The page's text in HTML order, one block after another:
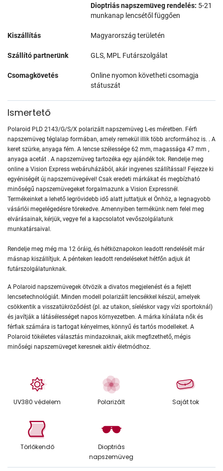
Dioptriás napszemüveg rendelés: 5-21
munkanap lencsétől függően
Kiszállítás Magyarország területén
Szállító partnerünk GLS, MPL Futárszolgálat
Csomagkövetés
Online nyomon követheti csomagja
státuszát
Ismertető
Polaroid PLD 2143/G/S/X polarizált napszemüveg L-es méretben. Férfi
napszemüveg téglalap formában, amely remekül illik több arcformához is. . A
keret szürke, anyaga fém. A lencse szélessége 62 mm, magassága 47 mm ,
anyaga acetát . A napszemüveg tartozéka egy ajándék tok. Rendelje meg
online a Vision Express webáruházából, akár ingyenes szállítással! Fejezze ki
egyéniségét új napszemüvegével! Csak eredeti márkákat és megbízható
minőségű napszemüvegeket forgalmazunk a Vision Expressnél.
Termékeinket a lehető legrövidebb idő alatt juttatjuk el Önhöz, a legnagyobb
vásárlói megelégedésre törekedve. Amennyiben termékünk nem felel meg
elvárásainak, kérjük, vegye fel a kapcsolatot vevőszolgálatunk
munkatársaival.
Rendelje meg még ma 12 óráig, és hétköznapokon leadott rendelését már
másnap kiszállítjuk. A pénteken leadott rendeléseket hétfőn adjuk át
futárszolgálatunknak.
A Polaroid napszemüvegek ötvözik a divatos megjelenést és a fejlett
lencsetechnológiát. Minden modell polarizált lencsékkel készül, amelyek
csökkentik a visszatükröződést (pl. az utakon, síeléskor vagy vízi sportoknál)
és javítják a látásélességet napos környezetben. A márka kínálata nők és
férfiak számára is tartogat kényelmes, könnyű és tartós modelleket. A
Polaroid tökéletes választás mindazoknak, akik megfizethető, mégis
minőségi napszemüveget keresnek aktív életmódhoz.
UV380 védelem Polarizált Saját tok
Törlőkendő
Dioptriás
napszemüveg